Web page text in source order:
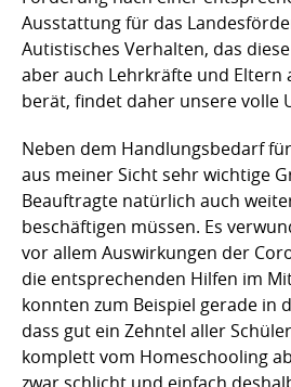
Ausstattung für das
Autistisches Verhalten, das
aber auch Lehrkräfte und Eltern
berät, findet daher unsere volle
Neben dem Handlungsbedarf
aus meiner Sicht sehr wichtige
Beauftragte natürlich auch
beschäftigen müssen. Es
vor allem Auswirkungen der
die entsprechenden Hilfen im
konnten zum Beispiel gerade in
dass gut ein Zehntel aller
komplett vom Homeschooling